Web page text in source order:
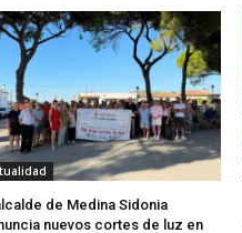
de Medina Sidonia
nuevos cortes de luz en